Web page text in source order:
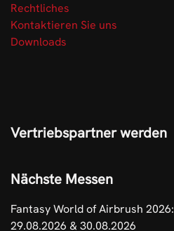
Rechtliches
Kontaktieren Sie uns
Downloads
Vertriebspartner werden
Nächste Messen
Fantasy World of Airbrush 2026:
29.08.2026 & 30.08.2026